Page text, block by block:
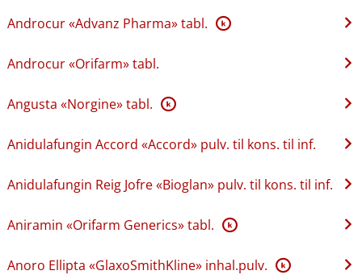
Androcur «Advanz Pharma» tabl. K
Androcur «Orifarm» tabl.
Angusta «Norgine» tabl. K
Anidulafungin Accord «Accord» pulv. til kons. til inf.
Anidulafungin Reig Jofre «Bioglan» pulv. til kons. til inf.
Aniramin «Orifarm Generics» tabl. K
Anoro Ellipta «GlaxoSmithKline» inhal.pulv. K